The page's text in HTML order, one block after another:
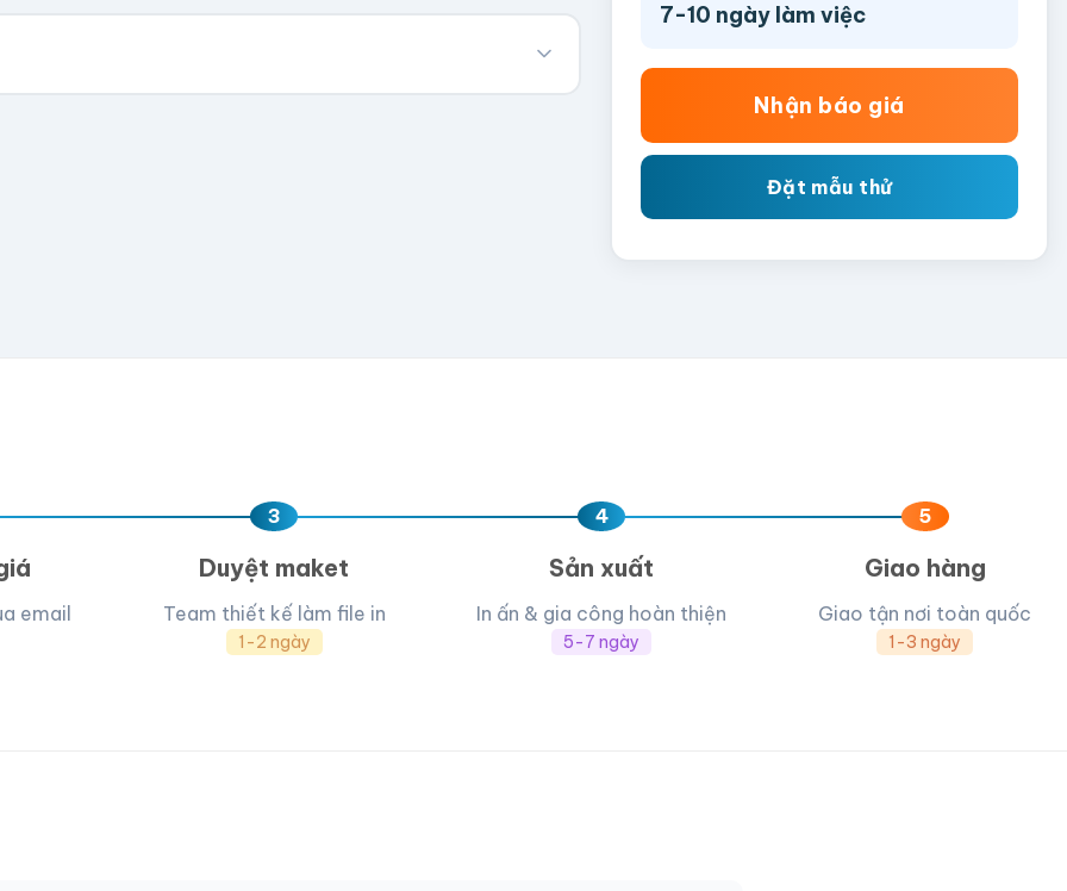
giá theo số lượng.
7-10 ngày làm việc
Nhận báo giá
Đặt mẫu thử
email
3
Duyệt maket
Team thiết kế làm file in
1-2 ngày
4
Sản xuất
In ấn & gia công hoàn thiện
5-7 ngày
5
Giao hàng
Giao tận nơi toàn quốc
1-3 ngày